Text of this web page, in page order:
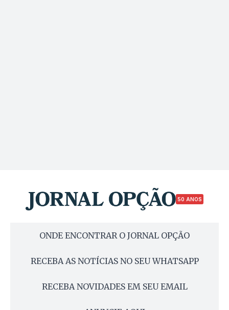
50 ANOS
ONDE ENCONTRAR O JORNAL OPÇÃO
RECEBA AS NOTÍCIAS NO SEU WHATSAPP
RECEBA NOVIDADES EM SEU EMAIL